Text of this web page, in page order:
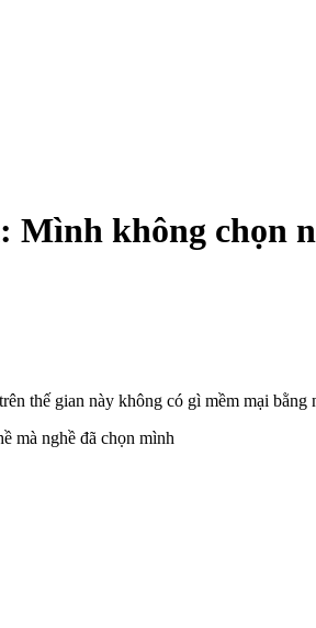
Mình không chọn
thế gian này không có gì mềm mại